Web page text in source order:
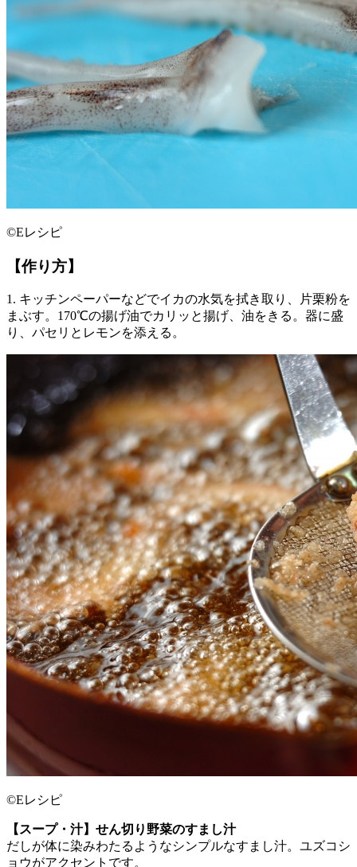
©Eレシピ
【作り方】
1. キッチンペーパーなどでイカの水気を拭き取り、片栗粉を
まぶす。170℃の揚げ油でカリッと揚げ、油をきる。器に盛
り、パセリとレモンを添える。
©Eレシピ
【スープ・汁】せん切り野菜のすまし汁
だしが体に染みわたるようなシンプルなすまし汁。ユズコシ
ョウがアクセントです。